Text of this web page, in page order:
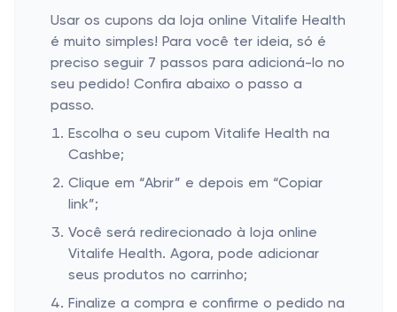
Usar os cupons da loja online Vitalife Health
é muito simples! Para você ter ideia, só é
preciso seguir 7 passos para adicioná-lo no
seu pedido! Confira abaixo o passo a
passo.
Escolha o seu cupom Vitalife Health na
Cashbe;
Clique em “Abrir” e depois em “Copiar
link”;
Você será redirecionado à loja online
Vitalife Health. Agora, pode adicionar
seus produtos no carrinho;
Finalize a compra e confirme o pedido na